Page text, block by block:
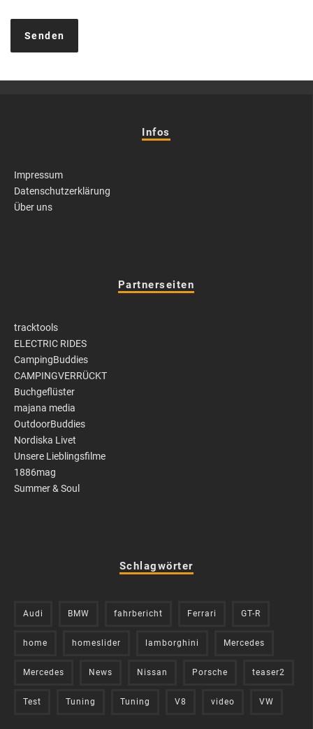
Infos
Impressum
Datenschutzerklärung
Über uns
Partnerseiten
tracktools
ELECTRIC RIDES
CampingBuddies
CAMPINGVERRÜCKT
Buchgeflüster
majana media
OutdoorBuddies
Nordiska Livet
Unsere Lieblingsfilme
1886mag
Summer & Soul
Schlagwörter
Audi BMW fahrbericht Ferrari GT-R
home homeslider lamborghini Mercedes
Mercedes News Nissan Porsche teaser2
Test Tuning Tuning V8 video VW